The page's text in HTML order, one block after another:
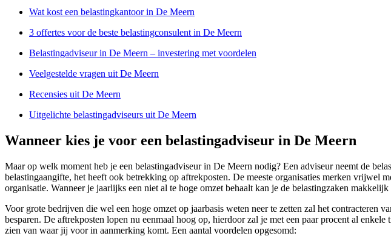
Wat kost een belastingkantoor in De Meern
3 offertes voor de beste belastingconsulent in De Meern
Belastingadviseur in De Meern – investering met voordelen
Veelgestelde vragen uit De Meern
Recensies uit De Meern
Uitgelichte belastingadviseurs uit De Meern
Wanneer kies je voor een belastingadviseur in De Meern
Maar op welk moment heb je een belastingadviseur in De Meern nodig? Een adviseur neemt de
belastingaangifte, het heeft ook betrekking op aftrekposten. De meeste organisaties merken
organisatie. Wanneer je jaarlijks een niet al te hoge omzet behaalt kan je de belastingzaken
Voor grote bedrijven die wel een hoge omzet op jaarbasis weten neer te zetten zal het
besparen. De aftrekposten lopen nu eenmaal hoog op, hierdoor zal je met een paar procent al
zien van waar jij voor in aanmerking komt. Een aantal voordelen opgesomd: